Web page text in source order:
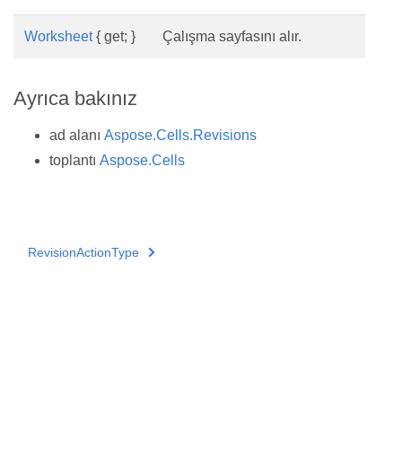
Worksheet{ get; } Çalışma sayfasını alır.
Ayrıca bakınız
ad alanı Aspose.Cells.Revisions
toplantı Aspose.Cells
RevisionActionType